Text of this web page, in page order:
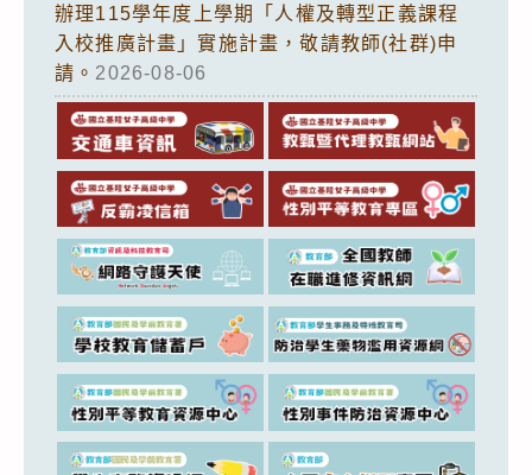
辦理115學年度上學期「人權及轉型正義課程
入校推廣計畫」實施計畫，敬請教師(社群)申
請。 2026-08-06